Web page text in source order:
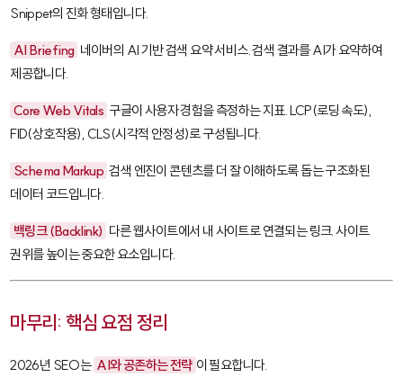
Snippet의 진화 형태입니다.
AI Briefing 네이버의 AI 기반 검색 요약 서비스. 검색 결과를 AI가 요약하여
제공합니다.
Core Web Vitals 구글이 사용자 경험을 측정하는 지표. LCP(로딩 속도),
FID(상호작용), CLS(시각적 안정성)로 구성됩니다.
Schema Markup 검색 엔진이 콘텐츠를 더 잘 이해하도록 돕는 구조화된
데이터 코드입니다.
백링크 (Backlink) 다른 웹사이트에서 내 사이트로 연결되는 링크. 사이트
권위를 높이는 중요한 요소입니다.
마무리: 핵심 요점 정리
2026년 SEO는 AI와 공존하는 전략 이 필요합니다.